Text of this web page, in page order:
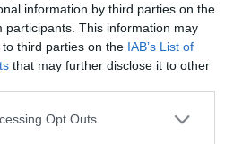
information by third parties on the
participants. This information may
third parties on the IAB’s List of
that may further disclose it to other
app uses one or more Google
Opt Outs
EZELŐTT SZÁLLTAK SZEMBE A
PARTJÁN
idei újév január 12. napján
egyik legsúlyosabb történelmi
világháború idején, 1943. január 12-